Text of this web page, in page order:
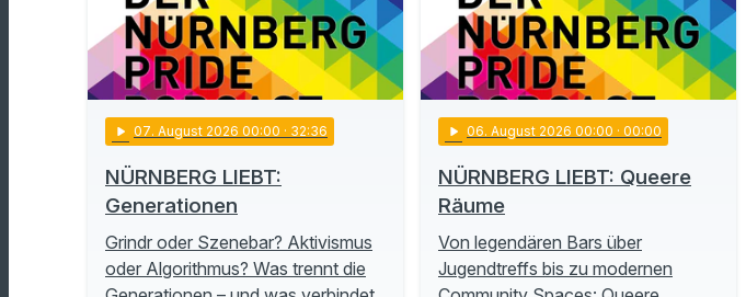
play_arrow 07. August 2026 00:00 · 32:36
NÜRNBERG LIEBT:
Generationen
Grindr oder Szenebar? Aktivismus
oder Algorithmus? Was trennt die
play_arrow 06. August 2026 00:00 · 00:00
NÜRNBERG LIEBT: Queere
Räume
Von legendären Bars über
Jugendtreffs bis zu modernen